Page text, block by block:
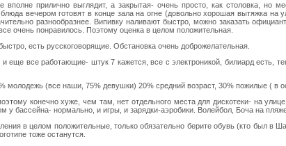
прилично выглядит, а закрытая- очень просто, как столовка, но
вечером готовят в конце зала на огне (довольно хорошая вытяжка
разнообразнее. Випивку наливают быстро, можно заказать
очень понравилось. Поэтому оценка в целом положительная.
есть русскоговорящие. Обстановка очень доброжелательная.
все работающие- штук 7 кажется, все с электроникой, билиард есть,
молодежь (все наши, 75% девушки) 20% средний возраст, 30% пожилые ( в
конечно хуже, чем там, нет отдельного места для дискотеки- на
бассейна- нормально, и игры, и зарядки-аэробики. Волейбол, Боча на
в целом положительные, только обязательно берите обувь (кто был в
тоже останутся.